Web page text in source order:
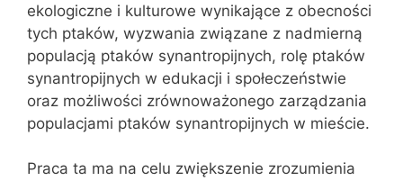
ekologiczne i kulturowe wynikające z obecności
tych ptaków, wyzwania związane z nadmierną
populacją ptaków synantropijnych, rolę ptaków
synantropijnych w edukacji i społeczeństwie
oraz możliwości zrównoważonego zarządzania
populacjami ptaków synantropijnych w mieście.
Praca ta ma na celu zwiększenie zrozumienia